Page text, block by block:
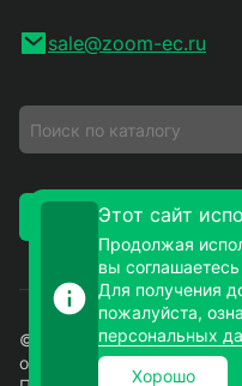
sale@zoom-ec.ru
Заказать звонок
© 2026. ЗУМ-СМД –
оптом и в розницу. Все
Этот сайт
Продолжая
вы
Для получения
пожалуйста,
персональных
Хорошо